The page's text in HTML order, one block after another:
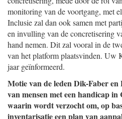
monitoring van de voortgang, met
Inclusie zal dan ook samen met
en invulling van de concretisering
hand nemen. Dit zal vooral in de
van het platform plaatsvinden. Uw
jaar geïnformeerd.
Motie van de leden Dik-Faber en
van mensen met een handicap
waarin wordt verzocht om, op
inventarisatie een plan van